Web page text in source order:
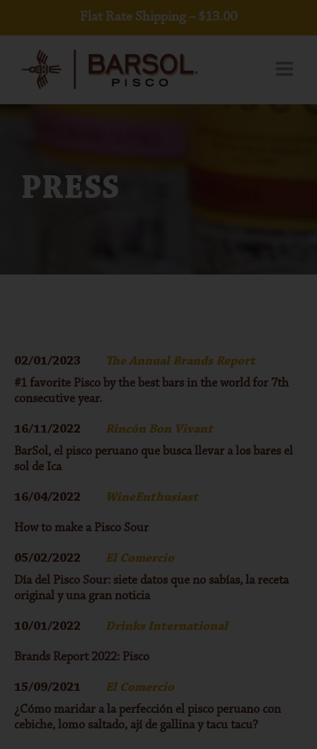
content
Flat Rate Shipping – $13.00
PRESS
02/01/2023
The Annual Brands Report
#1 favorite Pisco by the best bars in the world for 7th
consecutive year.
16/11/2022
Rincón Bon Vivant
BarSol, el pisco peruano que busca llevar a los bares el
sol de Ica
16/04/2022 WineEnthusiast
How to make a Pisco Sour
05/02/2022
El Comercio
Día del Pisco Sour: siete datos que no sabías, la receta
original y una gran noticia
10/01/2022 Drinks International
Brands Report 2022: Pisco
15/09/2021
El Comercio
¿Cómo maridar a la perfección el pisco peruano con
cebiche, lomo saltado, ají de gallina y tacu tacu?